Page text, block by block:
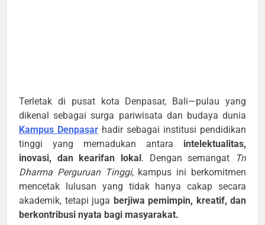
Terletak di pusat kota Denpasar, Bali—pulau yang
dikenal sebagai surga pariwisata dan budaya dunia
Kampus Denpasar hadir sebagai institusi pendidikan
tinggi yang memadukan antara intelektualitas,
inovasi, dan kearifan lokal. Dengan semangat
Tri
Dharma Perguruan Tinggi, kampus ini berkomitmen
mencetak lulusan yang tidak hanya cakap secara
akademik, tetapi juga berjiwa pemimpin, kreatif, dan
berkontribusi nyata bagi masyarakat.